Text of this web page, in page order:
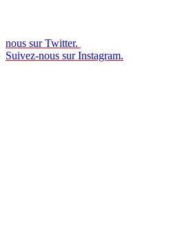
nous sur Twitter.
Suivez-nous sur Instagram.